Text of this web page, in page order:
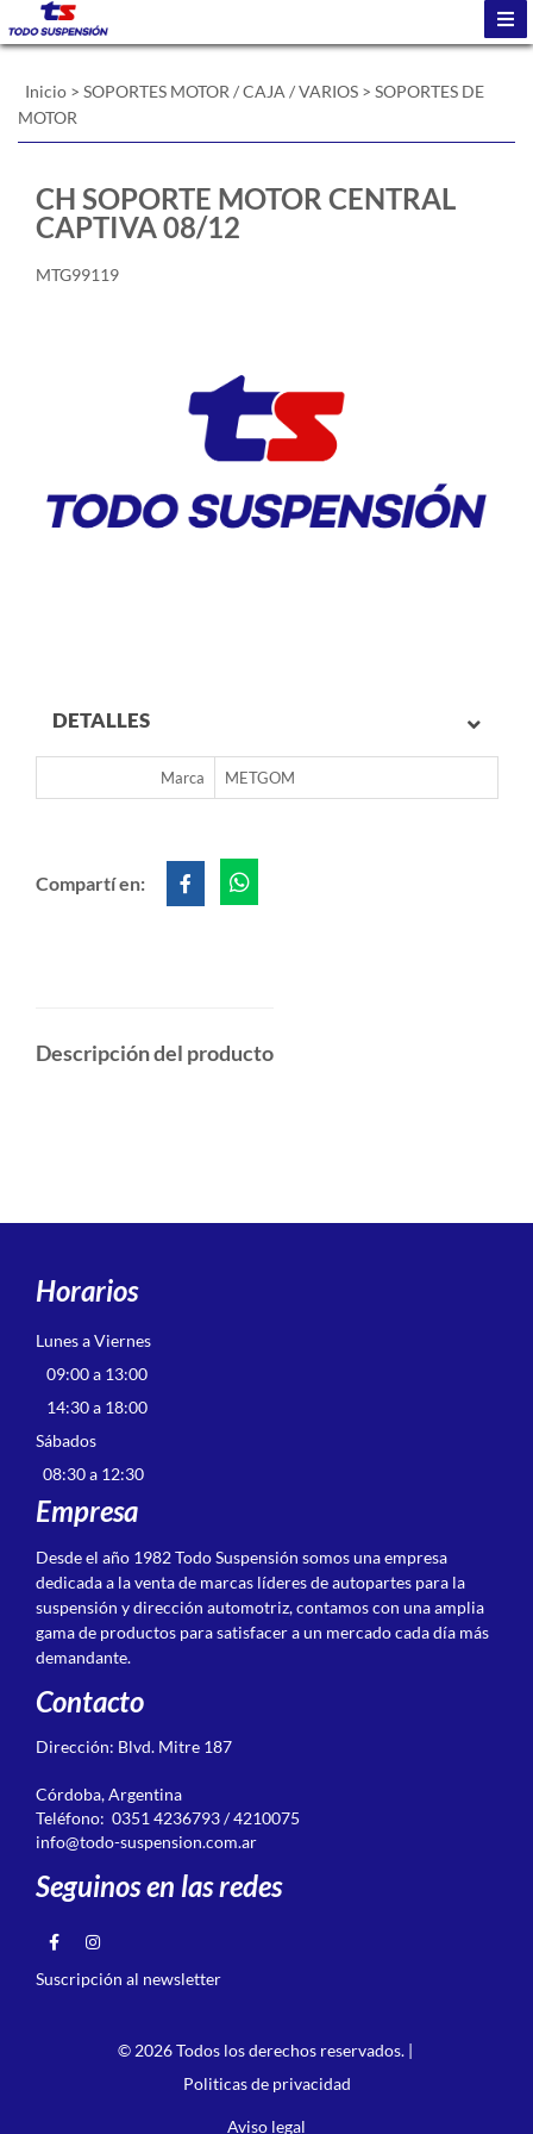
Inicio > SOPORTES MOTOR / CAJA / VARIOS > SOPORTES DE
MOTOR
CH SOPORTE MOTOR CENTRAL
CAPTIVA 08/12
MTG99119
DETALLES
Marca METGOM
Compartí en:
Descripción del producto
Horarios
Lunes a Viernes
09:00 a 13:00
14:30 a 18:00
Sábados
08:30 a 12:30
Empresa
Desde el año 1982 Todo Suspensión somos una empresa
dedicada a la venta de marcas líderes de autopartes para la
suspensión y dirección automotriz, contamos con una amplia
gama de productos para satisfacer a un mercado cada día más
demandante.
Contacto
Dirección: Blvd. Mitre 187
Córdoba, Argentina
Teléfono: 0351 4236793 / 4210075
info@todo-suspension.com.ar
Seguinos en las redes
Suscripción al newsletter
© 2026 Todos los derechos reservados. |
Politicas de privacidad
Aviso legal